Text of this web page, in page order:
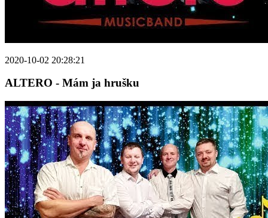
2020-10-02 20:28:21
ALTERO - Mám ja hrušku